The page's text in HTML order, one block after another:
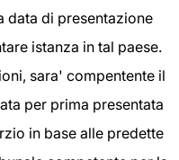
data di presentazione
istanza in tal paese.
sara' compentente il
per prima presentata
in base alle predette